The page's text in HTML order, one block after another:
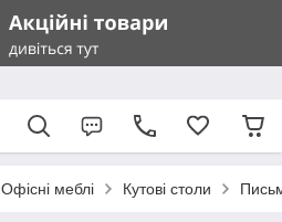
Офісні меблі Кутові столи